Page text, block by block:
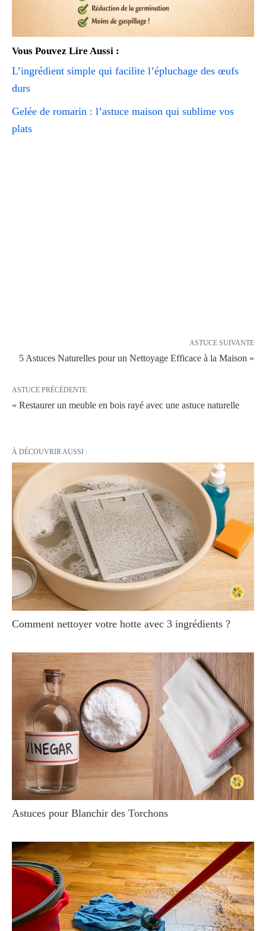
Vous Pouvez Lire Aussi :
L’ingrédient simple qui facilite l’épluchage des œufs
durs
Gelée de romarin : l’astuce maison qui sublime vos
plats
ASTUCE SUIVANTE
5 Astuces Naturelles pour un Nettoyage Efficace à la Maison »
ASTUCE PRÉCÉDENTE
« Restaurer un meuble en bois rayé avec une astuce naturelle
À DÉCOUVRIR AUSSI :
Comment nettoyer votre hotte avec 3 ingrédients ?
Astuces pour Blanchir des Torchons